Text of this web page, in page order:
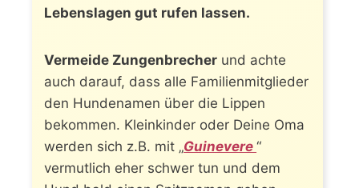
Lebenslagen gut rufen lassen.
Vermeide Zungenbrecher und achte
auch darauf, dass alle Familienmitglieder
den Hundenamen über die Lippen
bekommen. Kleinkinder oder Deine Oma
werden sich z.B. mit „Guinevere“
vermutlich eher schwer tun und dem